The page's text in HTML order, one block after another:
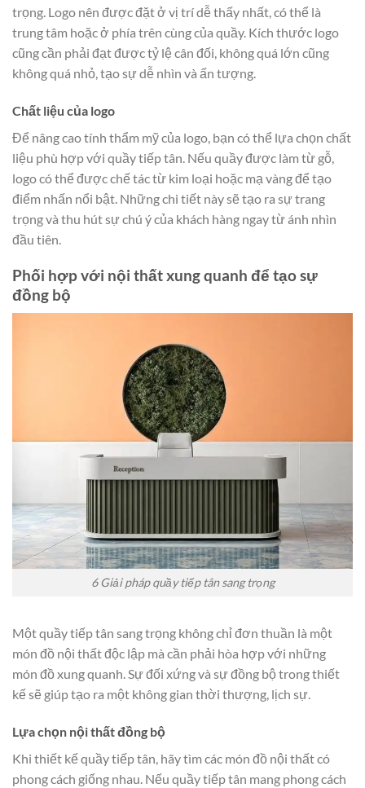
trọng. Logo nên được đặt ở vị trí dễ thấy nhất, có thể là
trung tâm hoặc ở phía trên cùng của quầy. Kích thước logo
cũng cần phải đạt được tỷ lệ cân đối, không quá lớn cũng
không quá nhỏ, tạo sự dễ nhìn và ấn tượng.
Chất liệu của logo
Để nâng cao tính thẩm mỹ của logo, bạn có thể lựa chọn chất
liệu phù hợp với quầy tiếp tân. Nếu quầy được làm từ gỗ,
logo có thể được chế tác từ kim loại hoặc mạ vàng để tạo
điểm nhấn nổi bật. Những chi tiết này sẽ tạo ra sự trang
trọng và thu hút sự chú ý của khách hàng ngay từ ánh nhìn
đầu tiên.
Phối hợp với nội thất xung quanh để tạo sự
đồng bộ
6 Giải pháp quầy tiếp tân sang trọng
Một quầy tiếp tân sang trọng không chỉ đơn thuần là một
món đồ nội thất độc lập mà cần phải hòa hợp với những
món đồ xung quanh. Sự đối xứng và sự đồng bộ trong thiết
kế sẽ giúp tạo ra một không gian thời thượng, lịch sự.
Lựa chọn nội thất đồng bộ
Khi thiết kế quầy tiếp tân, hãy tìm các món đồ nội thất có
phong cách giống nhau. Nếu quầy tiếp tân mang phong cách